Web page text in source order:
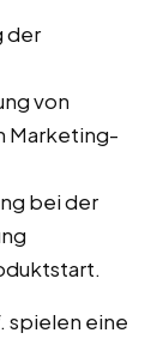
der
von
Marketing-
bei der
spielen eine